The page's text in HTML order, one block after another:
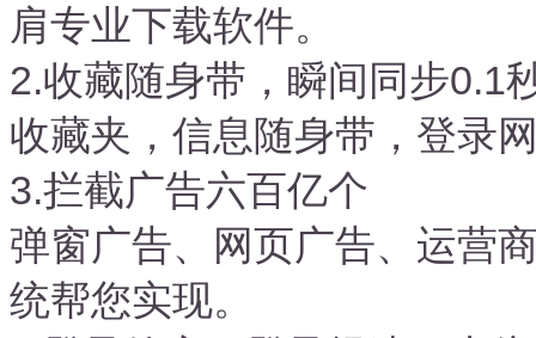
肩专业下载软件。
2.收藏随身带，瞬间同步0.1
收藏夹，信息随身带，登录
3.拦截广告六百亿个
弹窗广告、网页广告、运营
统帮您实现。